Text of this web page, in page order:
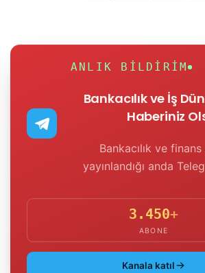
ANLIK BILDIRIM
Bankacılık ve İş
Haberiniz
Bankacılık ve
yayınlandığı anda
3.450+
ABONE
Kanala katıl